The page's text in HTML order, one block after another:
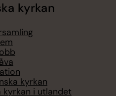
kyrkan
kyrkan
kyrkan i utlandet